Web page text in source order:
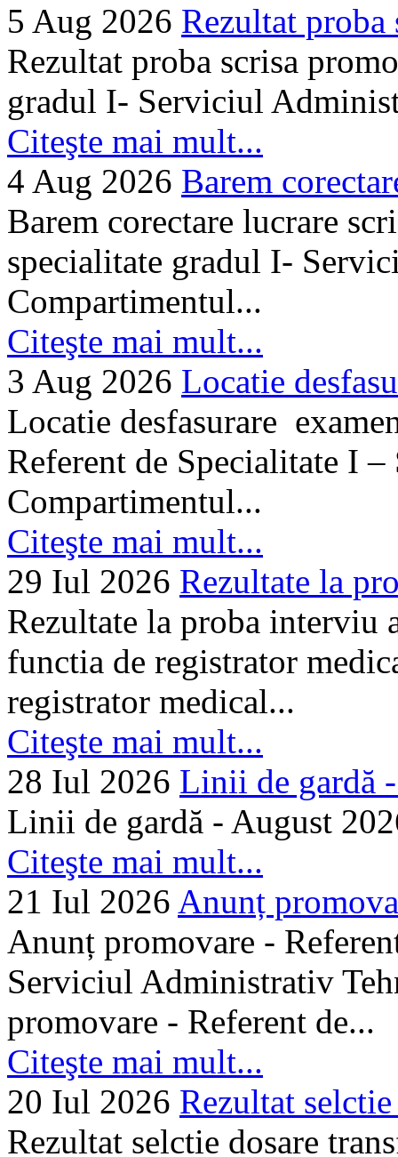
5 Aug 2026 Rezultat proba
Rezultat proba scrisa
gradul I- Serviciul
Citeşte mai mult...
4 Aug 2026 Barem
Barem corectare lucrare
specialitate gradul I-
Compartimentul...
Citeşte mai mult...
3 Aug 2026 Locatie
Locatie desfasurare
Referent de Specialitate I
Compartimentul...
Citeşte mai mult...
29 Iul 2026 Rezultate la
Rezultate la proba interviu
functia de registrator
registrator medical...
Citeşte mai mult...
28 Iul 2026 Linii de gardă
Linii de gardă - August
Citeşte mai mult...
21 Iul 2026 Anunț
Anunț promovare -
Serviciul Administrativ
promovare - Referent de...
Citeşte mai mult...
20 Iul 2026 Rezultat
Rezultat selctie dosare